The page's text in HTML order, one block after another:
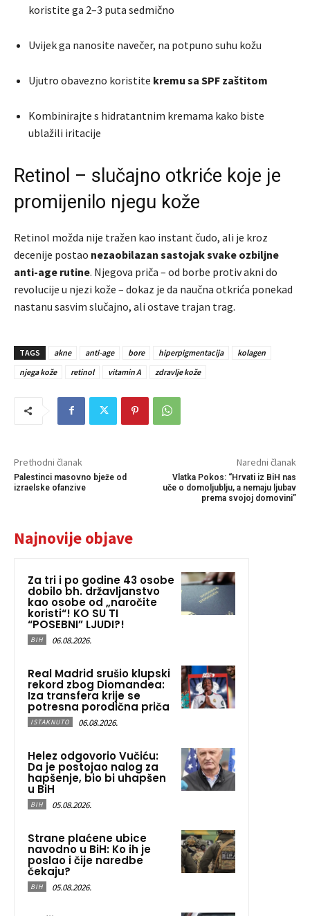
koristite ga 2–3 puta sedmično
Uvijek ga nanosite navečer, na potpuno suhu kožu
Ujutro obavezno koristite kremu sa SPF zaštitom
Kombinirajte s hidratantnim kremama kako biste
ublažili iritacije
Retinol – slučajno otkriće koje je
promijenilo njegu kože
Retinol možda nije tražen kao instant čudo, ali je kroz
decenije postao nezaobilazan sastojak svake ozbiljne
anti-age rutine. Njegova priča – od borbe protiv akni do
revolucije u njezi kože – dokaz je da naučna otkrića ponekad
nastanu sasvim slučajno, ali ostave trajan trag.
TAGS akne anti-age bore hiperpigmentacija
kolagen
njega kože
retinol vitamin A zdravlje kože
Prethodni članak
Palestinci masovno bježe od
izraelske ofanzive
Naredni članak
Vlatka Pokos: “Hrvati iz BiH nas
uče o domoljublju, a nemaju ljubav
prema svojoj domovini”
Najnovije objave
Za tri i po godine 43 osobe
dobilo bh. državljanstvo
kao osobe od „naročite
koristi“! KO SU TI
“POSEBNI” LJUDI?!
BIH 06.08.2026.
Real Madrid srušio klupski
rekord zbog Diomandea:
Iza transfera krije se
potresna porodična priča
ISTAKNUTO 06.08.2026.
Helez odgovorio Vučiću:
Da je postojao nalog za
hapšenje, bio bi uhapšen
u BiH
BIH 05.08.2026.
Strane plaćene ubice
navodno u BiH: Ko ih je
poslao i čije naredbe
čekaju?
BIH 05.08.2026.